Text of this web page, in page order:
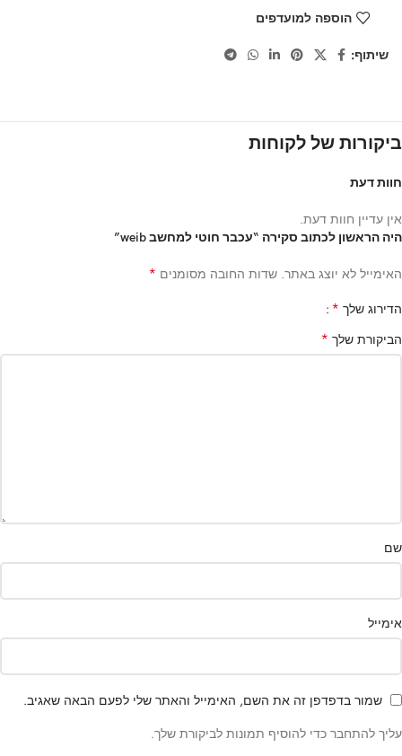
הוספה למועדפים
שיתוף:
ביקורות של לקוחות
חוות דעת
אין עדיין חוות דעת.
היה הראשון לכתוב סקירה “עכבר חוטי למחשב weib”
האימייל לא יוצג באתר. שדות החובה מסומנים *
הדירוג שלך *
הביקורת שלך *
שם
אימייל
שמור בדפדפן זה את השם, האימייל והאתר שלי לפעם הבאה שאגיב.
עליך להתחבר כדי להוסיף תמונות לביקורת שלך.